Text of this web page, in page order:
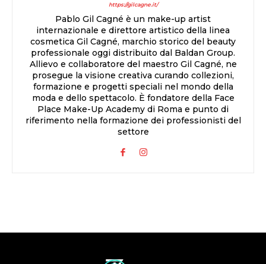
https://gilcagne.it/
Pablo Gil Cagné è un make-up artist
internazionale e direttore artistico della linea
cosmetica Gil Cagné, marchio storico del beauty
professionale oggi distribuito dal Baldan Group.
Allievo e collaboratore del maestro Gil Cagné, ne
prosegue la visione creativa curando collezioni,
formazione e progetti speciali nel mondo della
moda e dello spettacolo. È fondatore della Face
Place Make-Up Academy di Roma e punto di
riferimento nella formazione dei professionisti del
settore